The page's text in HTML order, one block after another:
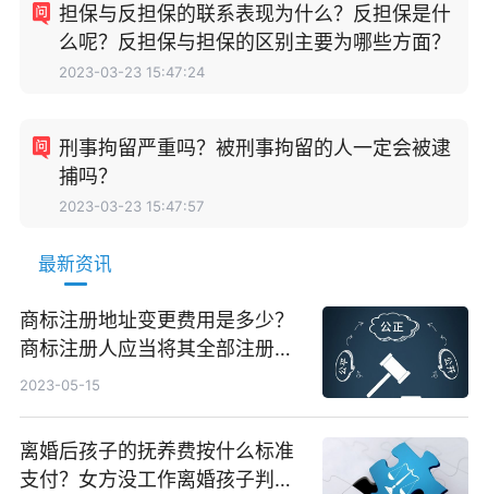
担保与反担保的联系表现为什么？反担保是什
么呢？反担保与担保的区别主要为哪些方面？
2023-03-23 15:47:24
刑事拘留严重吗？被刑事拘留的人一定会被逮
捕吗？
2023-03-23 15:47:57
最新资讯
商标注册地址变更费用是多少？
商标注册人应当将其全部注册商
标一并变更吗？
2023-05-15
离婚后孩子的抚养费按什么标准
支付？女方没工作离婚孩子判给